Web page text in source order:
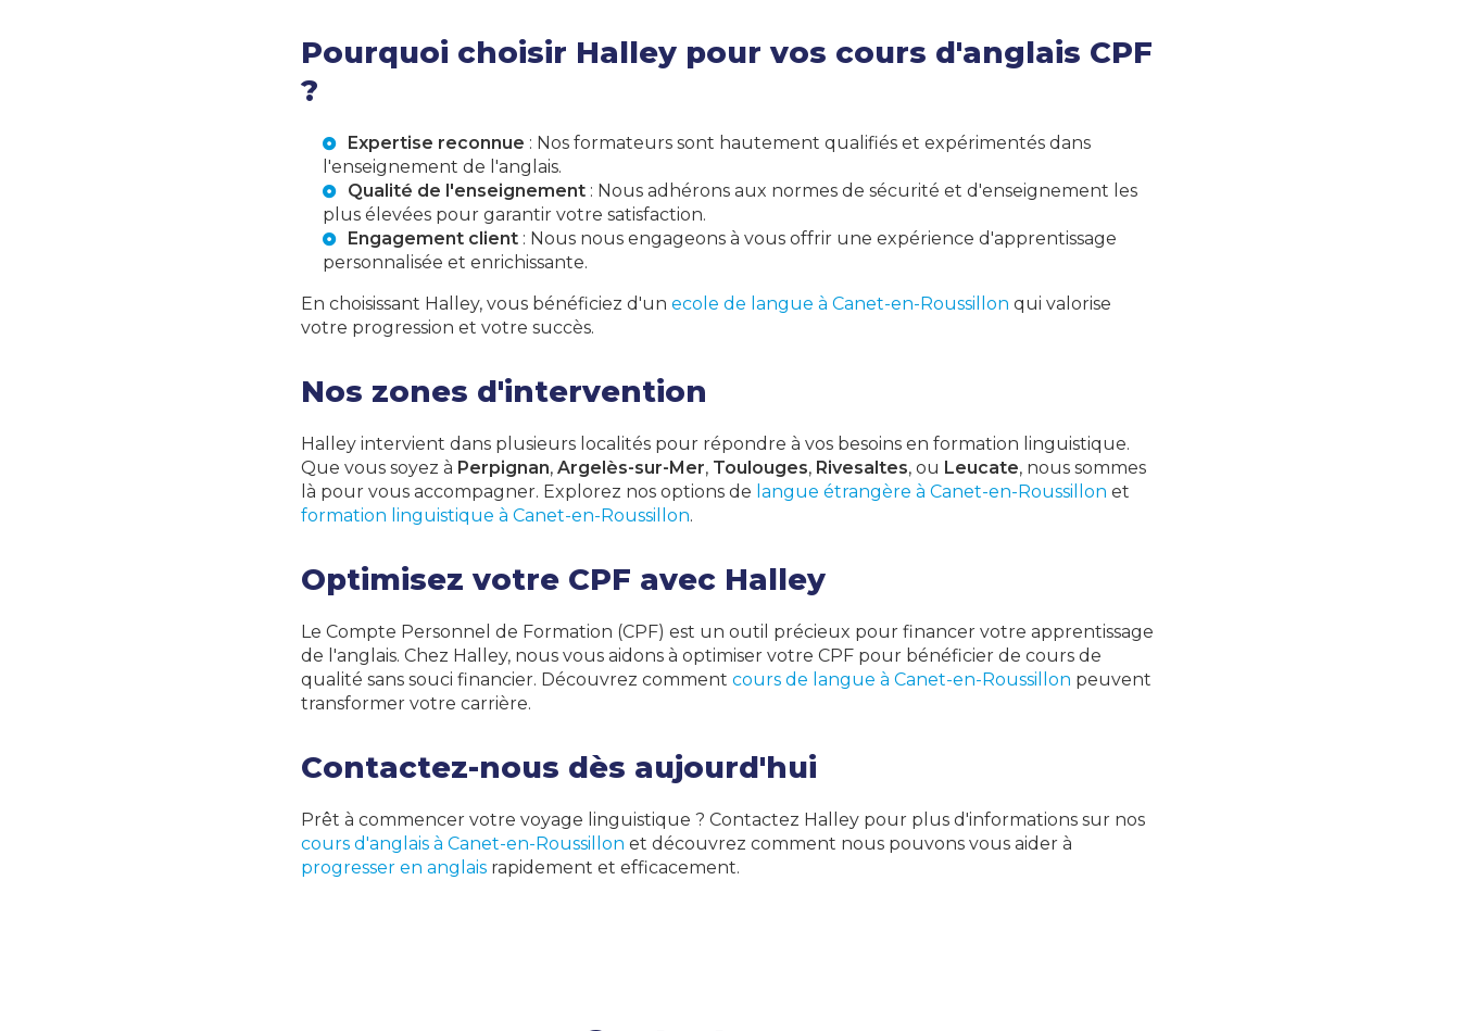
Pourquoi choisir Halley pour vos cours d'anglais CPF
?
Expertise reconnue : Nos formateurs sont hautement qualifiés et expérimentés dans
l'enseignement de l'anglais.
Qualité de l'enseignement : Nous adhérons aux normes de sécurité et d'enseignement les
plus élevées pour garantir votre satisfaction.
Engagement client : Nous nous engageons à vous offrir une expérience d'apprentissage
personnalisée et enrichissante.
En choisissant Halley, vous bénéficiez d'un ecole de langue à Canet-en-Roussillon qui valorise
votre progression et votre succès.
Nos zones d'intervention
Halley intervient dans plusieurs localités pour répondre à vos besoins en formation linguistique.
Que vous soyez à Perpignan, Argelès-sur-Mer, Toulouges, Rivesaltes, ou Leucate, nous sommes
là pour vous accompagner. Explorez nos options de langue étrangère à Canet-en-Roussillon et
formation linguistique à Canet-en-Roussillon.
Optimisez votre CPF avec Halley
Le Compte Personnel de Formation (CPF) est un outil précieux pour financer votre apprentissage
de l'anglais. Chez Halley, nous vous aidons à optimiser votre CPF pour bénéficier de cours de
qualité sans souci financier. Découvrez comment cours de langue à Canet-en-Roussillon peuvent
transformer votre carrière.
Contactez-nous dès aujourd'hui
Prêt à commencer votre voyage linguistique ? Contactez Halley pour plus d'informations sur nos
cours d'anglais à Canet-en-Roussillon et découvrez comment nous pouvons vous aider à
progresser en anglais rapidement et efficacement.